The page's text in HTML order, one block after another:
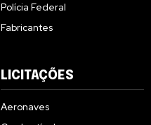
Polícia Federal
Fabricantes
LICITAÇÕES
Aeronaves